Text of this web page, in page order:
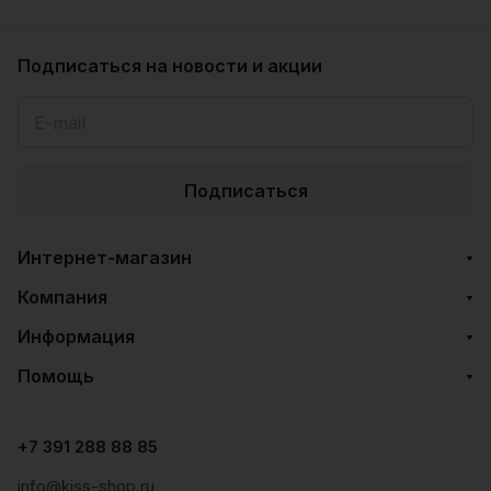
Подписаться на новости и акции
Подписаться
Интернет-магазин
Компания
Информация
Помощь
+7 391 288 88 85
info@kiss-shop.ru